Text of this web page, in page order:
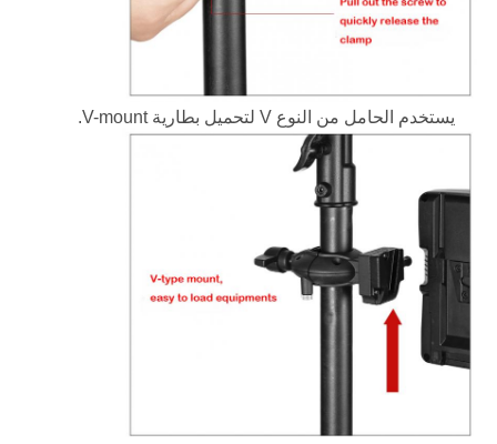
يستخدم الحامل من النوع V لتحميل بطارية V-mount.